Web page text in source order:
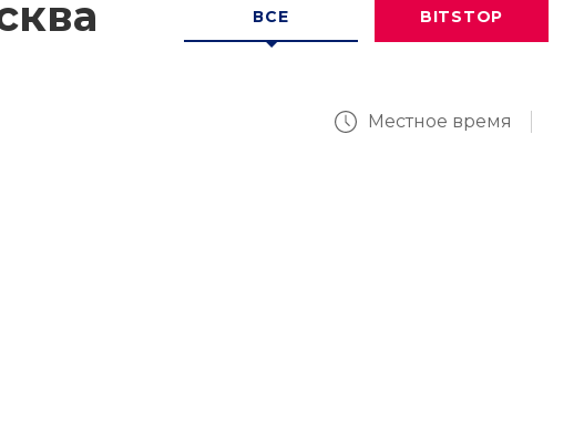
ВСЕ BITSTOP
Местное время